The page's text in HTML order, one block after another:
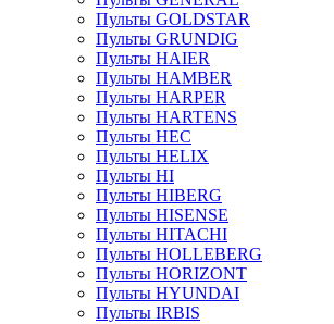
Пульты GOLDSTAR
Пульты GRUNDIG
Пульты HAIER
Пульты HAMBER
Пульты HARPER
Пульты HARTENS
Пульты HEC
Пульты HELIX
Пульты HI
Пульты HIBERG
Пульты HISENSE
Пульты HITACHI
Пульты HOLLEBERG
Пульты HORIZONT
Пульты HYUNDAI
Пульты IRBIS